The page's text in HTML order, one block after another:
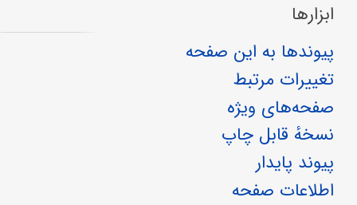
ابزارها
پیوندها به این صفحه
تغییرات مرتبط
صفحه‌های ویژه
نسخهٔ قابل چاپ
پیوند پایدار
اطلاعات صفحه